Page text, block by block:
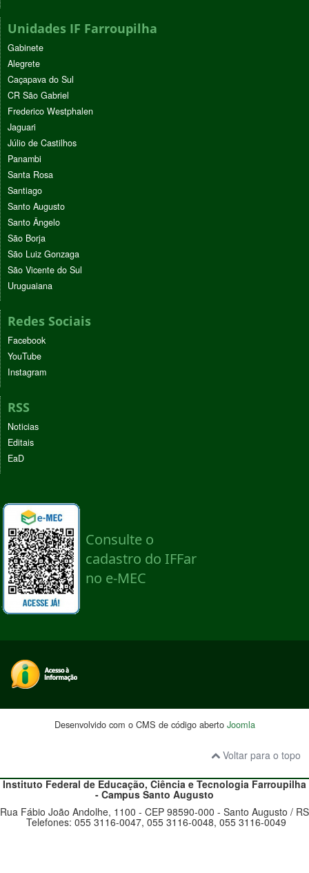
Unidades IF Farroupilha
Gabinete
Alegrete
Caçapava do Sul
CR São Gabriel
Frederico Westphalen
Jaguari
Júlio de Castilhos
Panambi
Santa Rosa
Santiago
Santo Augusto
Santo Ângelo
São Borja
São Luiz Gonzaga
São Vicente do Sul
Uruguaiana
Redes Sociais
Facebook
YouTube
Instagram
RSS
Noticias
Editais
EaD
Desenvolvido com o CMS de código aberto Joomla
Voltar para o topo
Instituto Federal de Educação, Ciência e TecnologiaFarroupilha
- Campus Santo Augusto
Rua Fábio João Andolhe, 1100 - CEP 98590-000 - Santo Augusto / RS
Telefones: 055 3116-0047, 055 3116-0048, 055 3116-0049